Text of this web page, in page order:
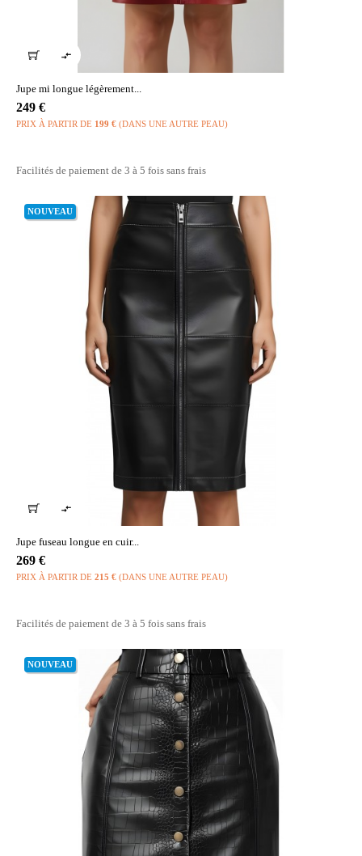

Jupe mi longue légèrement...
Prix
249 €
PRIX À PARTIR DE 199 € (DANS UNE AUTRE PEAU)
Facilités de paiement de 3 à 5 fois sans frais
NOUVEAU

Jupe fuseau longue en cuir...
Prix
269 €
PRIX À PARTIR DE 215 € (DANS UNE AUTRE PEAU)
Facilités de paiement de 3 à 5 fois sans frais
NOUVEAU